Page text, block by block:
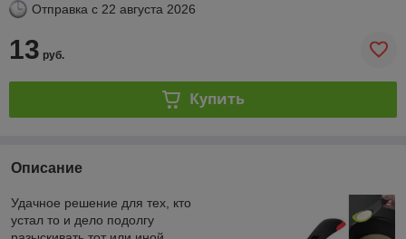
Отправка с 22 августа 2026
13 руб.
Купить
Описание
Удачное решение для тех, кто
устал то и дело подолгу